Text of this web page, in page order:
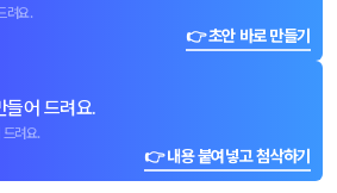
려요.
👉 초안 바로 만들기
들어 드려요.
려요.
👉 내용 붙여넣고 첨삭하기